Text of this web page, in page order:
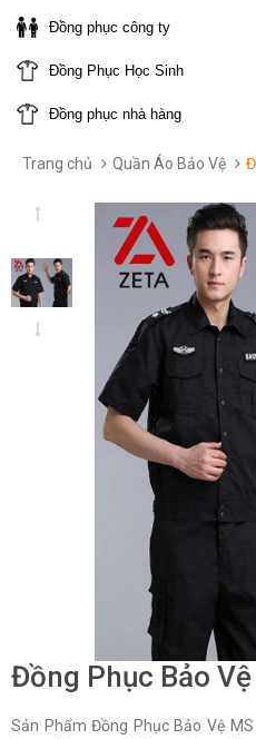
Đồng phục công ty
Đồng Phục Học Sinh
Đồng phục nhà hàng
Trang chủ Quần Áo Bảo Vệ
Đồng Phục Bảo Vệ
Sản Phẩm Đồng Phục Bảo Vệ